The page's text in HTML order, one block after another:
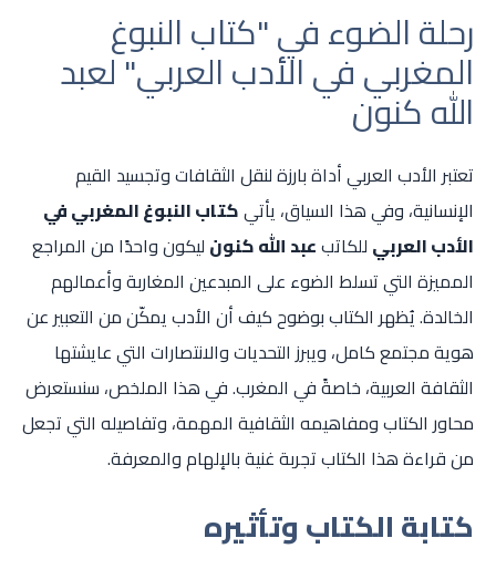
رحلة الضوء في "كتاب النبوغ
المغربي في الأدب العربي" لعبد
الله كنون
تعتبر الأدب العربي أداة بارزة لنقل الثقافات وتجسيد القيم
الإنسانية، وفي هذا السياق، يأتيكتاب النبوغ المغربي في
الأدب العربي للكاتبعبد الله كنون ليكون واحدًا من المراجع
المميزة التي تسلط الضوء على المبدعين المغاربة وأعمالهم
الخالدة. يُظهر الكتاب بوضوح كيف أن الأدب يمكّن من التعبير عن
هوية مجتمع كامل، ويبرز التحديات والانتصارات التي عايشتها
الثقافة العربية، خاصةً في المغرب. في هذا الملخص، سنستعرض
محاور الكتاب ومفاهيمه الثقافية المهمة، وتفاصيله التي تجعل
من قراءة هذا الكتاب تجربة غنية بالإلهام والمعرفة.
كتابة الكتاب وتأثيره